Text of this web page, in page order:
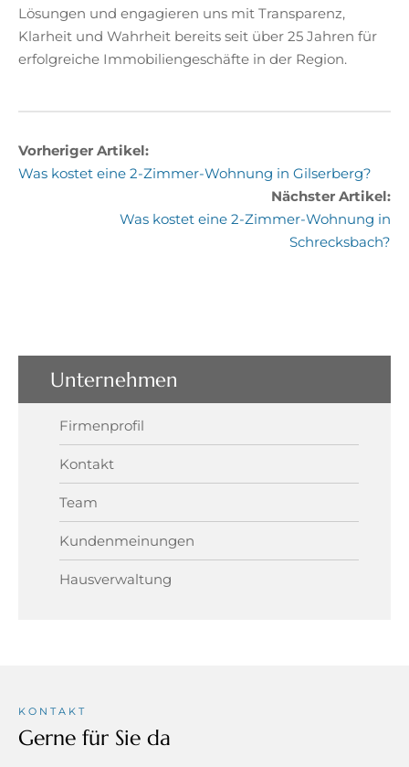
Lösungen und engagieren uns mit Transparenz,
Klarheit und Wahrheit bereits seit über 25 Jahren für
erfolgreiche Immobiliengeschäfte in der Region.
Vorheriger Artikel:
Was kostet eine 2-Zimmer-Wohnung in Gilserberg?
Nächster Artikel:
Was kostet eine 2-Zimmer-Wohnung in
Schrecksbach?
Unternehmen
Firmenprofil
Kontakt
Team
Kundenmeinungen
Hausverwaltung
KONTAKT
Gerne für Sie da